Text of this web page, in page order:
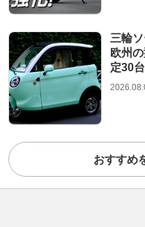
三輪
欧州
定30
おすすめ